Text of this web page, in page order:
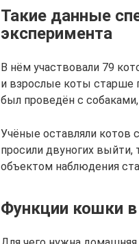
Такие данные
эксперимента
В нём участвовали 79
и взрослые коты старше
был проведён с
Учёные оставляли котов
просили двуногих
объектом наблюдения
Функции кошки